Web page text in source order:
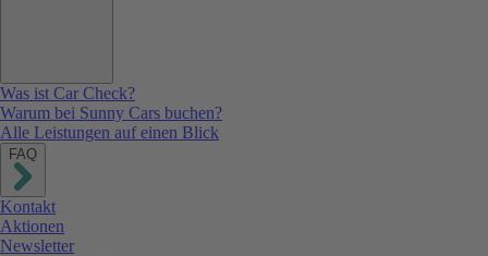
Was ist Car Check?
Warum bei Sunny Cars buchen?
Alle Leistungen auf einen Blick
FAQ
Kontakt
Aktionen
Newsletter